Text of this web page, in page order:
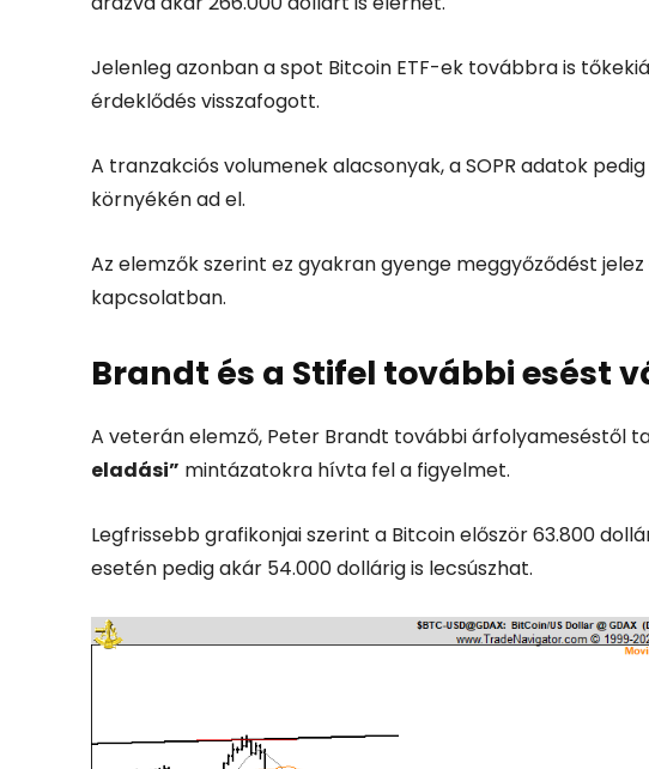
Jelenleg azonban a spot Bitcoin ETF-ek továbbra is
érdeklődés visszafogott.
A tranzakciós volumenek alacsonyak, a SOPR adatok
környékén ad el.
Az elemzők szerint ez gyakran gyenge meggyőződést
kapcsolatban.
Brandt és a Stifel további esést
A veterán elemző, Peter Brandt további árfolyameséstől
eladási” mintázatokra hívta fel a figyelmet.
Legfrissebb grafikonjai szerint a Bitcoin először 63.800
esetén pedig akár 54.000 dollárig is lecsúszhat.